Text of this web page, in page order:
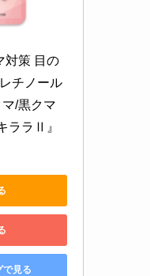
対策 目の
チノール
/黒クマ
ララⅡ』
で見る